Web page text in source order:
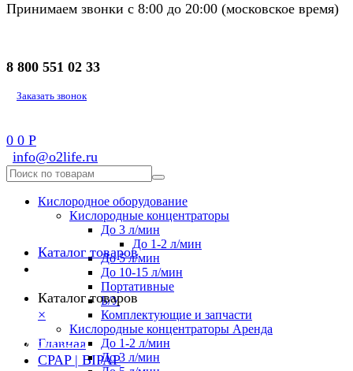
Принимаем звонки с 8:00 до 20:00 (московское время)
8 800 551 02 33
Заказать звонок
0 0 Р
info@o2life.ru
Кислородное оборудование
Кислородные концентраторы
До 3 л/мин
До 1-2 л/мин
До 5 л/мин
До 10-15 л/мин
Портативные
Б/У
Комплектующие и запчасти
Кислородные концентраторы Аренда
До 1-2 л/мин
До 3 л/мин
Каталог товаров
Каталог товаров
×
8 800 551 02 33
Главная
CPAP | BIPAP